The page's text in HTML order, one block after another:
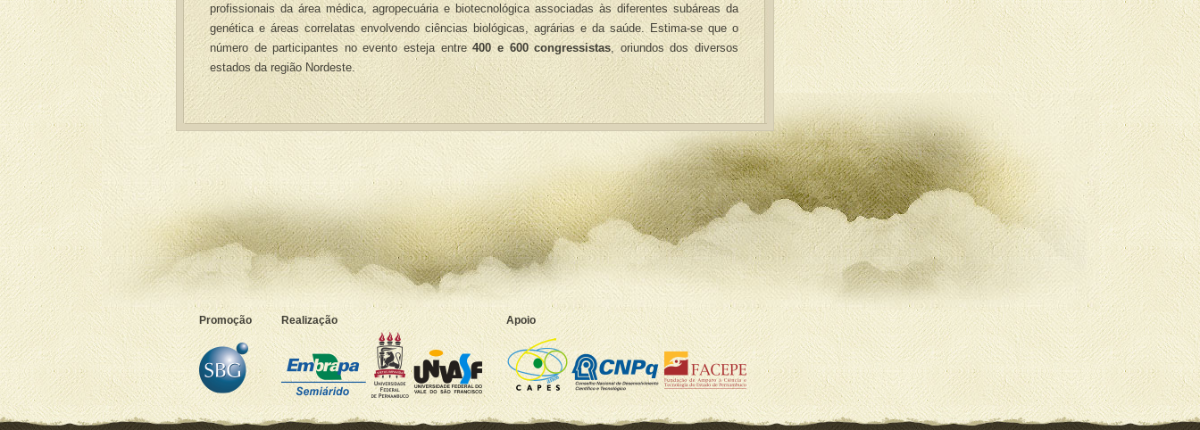
profissionais da área médica, agropecuária e biotecnológica associadas às diferentes subáreas da
genética e áreas correlatas envolvendo ciências biológicas, agrárias e da saúde. Estima-se que o
número de participantes no evento esteja entre400 e 600 congressistas, oriundos dos diversos
estados da região Nordeste.
Promoção Realização Apoio